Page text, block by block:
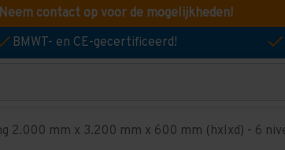
contact op voor de mogelijkheden!
BMWT- en CE-gecertificeerd!
2.000 mm x 3.200 mm x 600 mm (hxlxd) - 6